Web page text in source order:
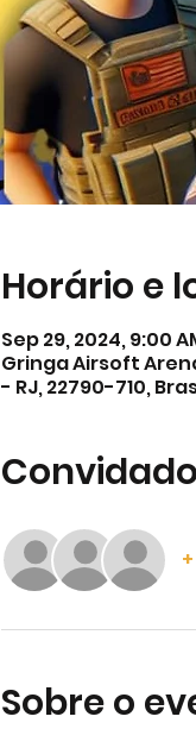
Horário e
Sep 29, 2024, 9:00
Gringa Airsoft
- RJ, 22790-710,
Sobre o